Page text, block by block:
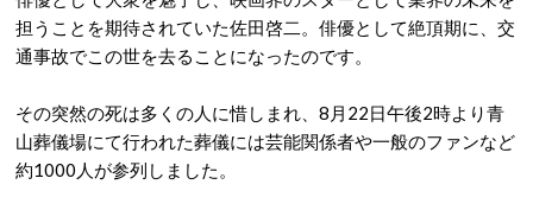
担うことを期待されていた佐田啓二。俳優として絶頂期に、交
通事故でこの世を去ることになったのです。
その突然の死は多くの人に惜しまれ、8月22日午後2時より青
山葬儀場にて行われた葬儀には芸能関係者や一般のファンなど
約1000人が参列しました。